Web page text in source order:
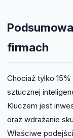
firmach
Chociaż tylko
sztucznej
Kluczem jest
oraz wdrażanie
Właściwe